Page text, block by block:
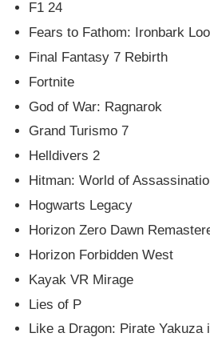
F1 24
Fears to Fathom: Ironbark
Final Fantasy 7 Rebirth
Fortnite
God of War: Ragnarok
Grand Turismo 7
Helldivers 2
Hitman: World of
Hogwarts Legacy
Horizon Zero Dawn
Horizon Forbidden West
Kayak VR Mirage
Lies of P
Like a Dragon: Pirate Yakuza